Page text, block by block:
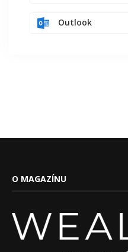
Outlook
O MAGAZÍNU